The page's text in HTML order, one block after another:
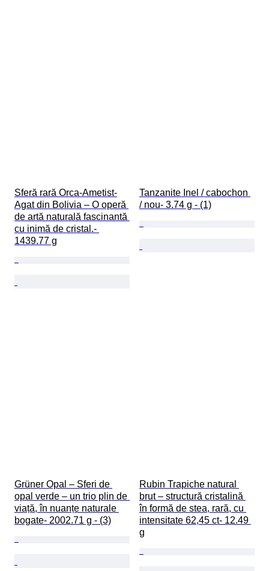
Sferă rară Orca-Ametist-
Agat din Bolivia – O operă
de artă naturală fascinantă
cu inimă de cristal.-
1439.77 g
Tanzanite Inel / cabochon
/ nou- 3.74 g - (1)
Grüner Opal – Sferi de
opal verde – un trio plin de
viață, în nuanțe naturale
bogate- 2002.71 g - (3)
Rubin Trapiche natural
brut – structură cristalină
în formă de stea, rară, cu
intensitate 62,45 ct- 12.49
g